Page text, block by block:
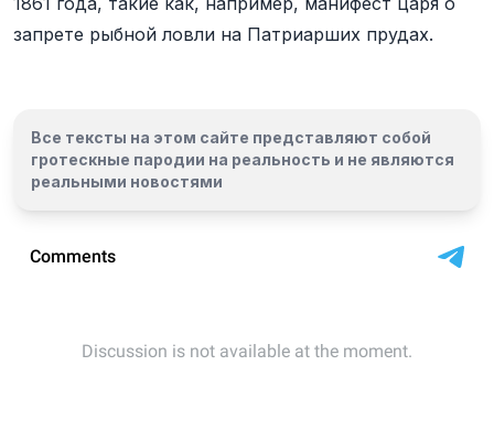
запрете рыбной ловли на Патриарших прудах.
Все тексты на этом сайте представляют собой
гротескные пародии на реальность и не являются
реальными новостями